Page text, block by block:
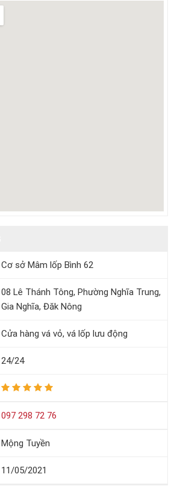
Cơ sở Mâm lốp Bình 62
08 Lê Thánh Tông, Phường Nghĩa Trung,
Gia Nghĩa, Đăk Nông
Cửa hàng vá vỏ, vá lốp lưu động
24/24
097 298 72 76
Mộng Tuyền
11/05/2021